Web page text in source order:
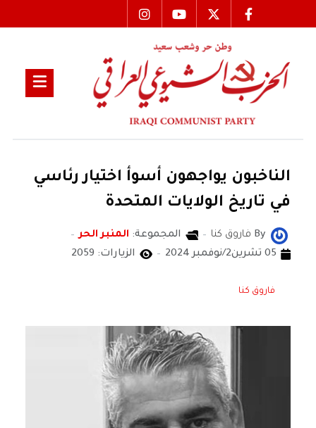
الناخبون يواجهون أسوأ اختيار رئاسي
في تاريخ الولايات المتحدة
By فاروق كنا المجموعة: المنبر الحر
05 تشرين2/نوفمبر 2024
الزيارات: 2059
فاروق كنا